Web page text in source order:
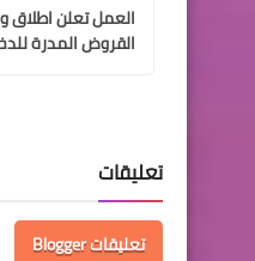
العمل تعلن
القروض المدرة
تعليقات
تعليقات Blogger